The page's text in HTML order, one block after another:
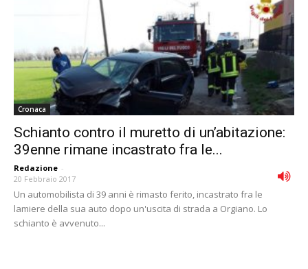
Cronaca
Schianto contro il muretto di un’abitazione:
39enne rimane incastrato fra le...
Redazione -
20 Febbraio 2017
Un automobilista di 39 anni è rimasto ferito, incastrato fra le
lamiere della sua auto dopo un'uscita di strada a Orgiano. Lo
schianto è avvenuto...